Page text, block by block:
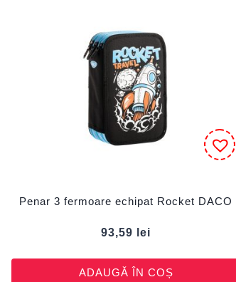
Penar 3 fermoare echipat Rocket DACO
93,59 lei
ADAUGĂ ÎN COȘ